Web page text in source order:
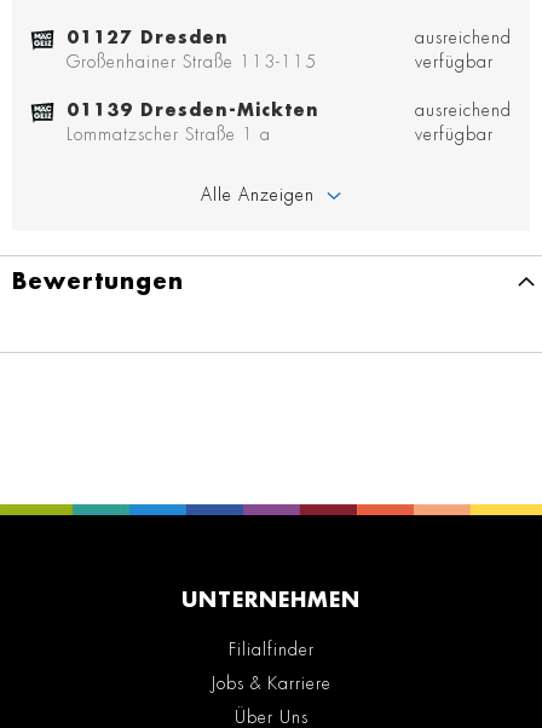
01127 Dresden
Großenhainer Straße 113-115
ausreichend
verfügbar
01139 Dresden-Mickten
Lommatzscher Straße 1 a
ausreichend
verfügbar
Alle Anzeigen
Bewertungen
UNTERNEHMEN
Filialfinder
Jobs & Karriere
Über Uns